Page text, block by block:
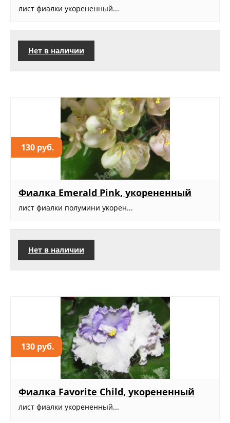
лист фиалки укорененный...
Нет в наличии
130 руб.
Фиалка Emerald Pink, укорененный
лист фиалки полумини укорен...
Нет в наличии
130 руб.
Фиалка Favorite Child, укорененный
лист фиалки укорененный...